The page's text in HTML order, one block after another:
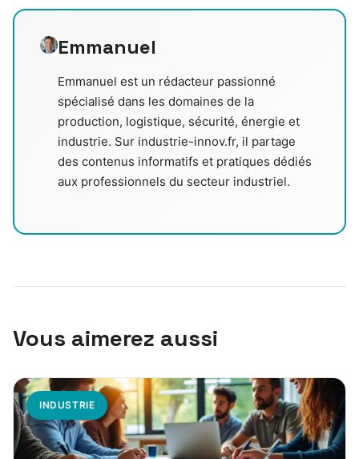
Emmanuel
Emmanuel est un rédacteur passionné
spécialisé dans les domaines de la
production, logistique, sécurité, énergie et
industrie. Sur industrie-innov.fr, il partage
des contenus informatifs et pratiques dédiés
aux professionnels du secteur industriel.
Vous aimerez aussi
INDUSTRIE